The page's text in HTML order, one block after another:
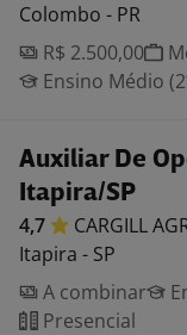
Colombo - PR
R$ 2.500,00
Ensino Médio
Auxiliar De
Itapira/SP
4,7 CARGILL
Itapira - SP
A combinar
Presencial